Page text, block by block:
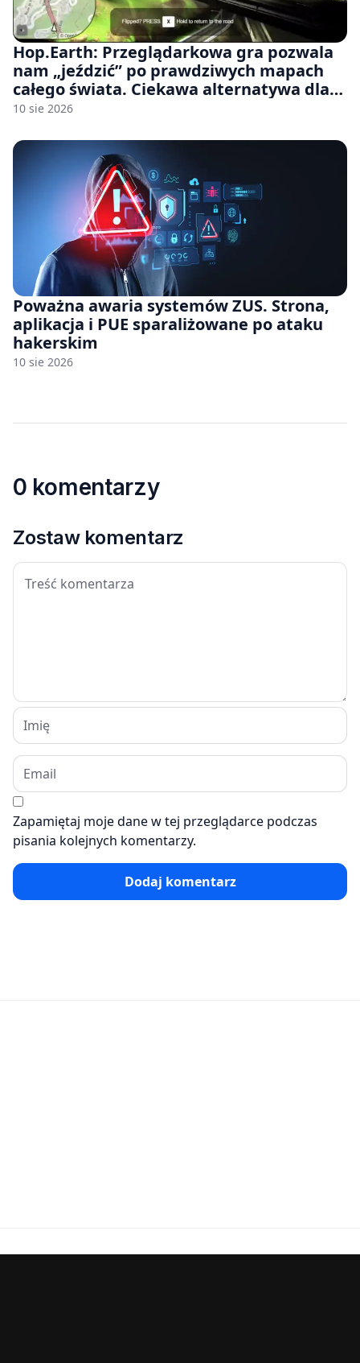
Hop.Earth: Przeglądarkowa gra pozwala
nam „jeździć” po prawdziwych mapach
całego świata. Ciekawa alternatywa dla
Google Street View
10 sie 2026
Poważna awaria systemów ZUS. Strona,
aplikacja i PUE sparaliżowane po ataku
hakerskim
10 sie 2026
0 komentarzy
Zostaw komentarz
Zapamiętaj moje dane w tej przeglądarce podczas
pisania kolejnych komentarzy.
Dodaj komentarz